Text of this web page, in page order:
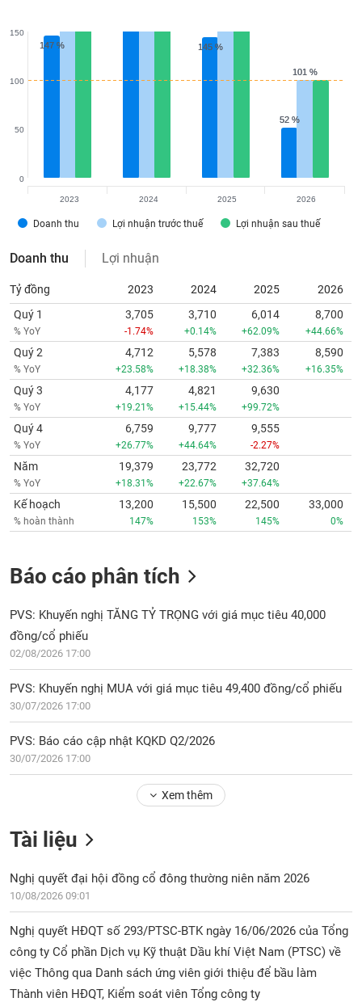
147 %
147 % 145 %
145 %
52 %
52 %
101 %
101 %
Doanh thu Lợi nhuận trước thuế Lợi nhuận sau thuế
0
50
100
150
2023 2024 2025 2026
Doanh thu Lợi nhuận
Tỷ đồng 2023 2024 2025
2026
Quý 1
% YoY
3,705
-1.74%
3,710
+0.14%
6,014
+62.09%
8,700
+44.66%
Quý 2
% YoY
4,712
+23.58%
5,578
+18.38%
7,383
+32.36%
8,590
+16.35%
Quý 3
% YoY
4,177
+19.21%
4,821
+15.44%
9,630
+99.72%
Quý 4
% YoY
6,759
+26.77%
9,777
+44.64%
9,555
-2.27%
Năm
% YoY
19,379
+18.31%
23,772
+22.67%
32,720
+37.64%
Kế hoạch
% hoàn thành
13,200
147%
15,500
153%
22,500
145%
33,000
0%
Báo cáo phân tích
PVS: Khuyến nghị TĂNG TỶ TRỌNG với giá mục tiêu 40,000
đồng/cổ phiếu
02/08/2026 17:00
PVS: Khuyến nghị MUA với giá mục tiêu 49,400 đồng/cổ phiếu
30/07/2026 17:00
PVS: Báo cáo cập nhật KQKD Q2/2026
30/07/2026 17:00
Xem thêm
Tài liệu
Nghị quyết đại hội đồng cổ đông thường niên năm 2026
10/08/2026 09:01
Nghị quyết HĐQT số 293/PTSC-BTK ngày 16/06/2026 của Tổng
công ty Cổ phần Dịch vụ Kỹ thuật Dầu khí Việt Nam (PTSC) về
việc Thông qua Danh sách ứng viên giới thiệu để bầu làm
Thành viên HĐQT, Kiểm soát viên Tổng công ty